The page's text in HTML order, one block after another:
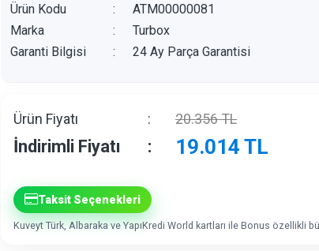
Ürün Kodu :
ATM00000081
Marka
:
Turbox
Garanti Bilgisi
: 24 Ay Parça Garantisi
Ürün Fiyatı : 20.356TL
İndirimli Fiyatı : 19.014 TL
Taksit Seçenekleri
Kuveyt Türk, Albaraka ve YapıKredi World kartları ile Bonus özellikli